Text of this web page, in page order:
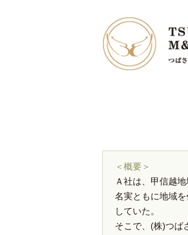
＜概要＞
Ａ社は、甲信越
名実ともに地域
していた。
そこで、(株)つば